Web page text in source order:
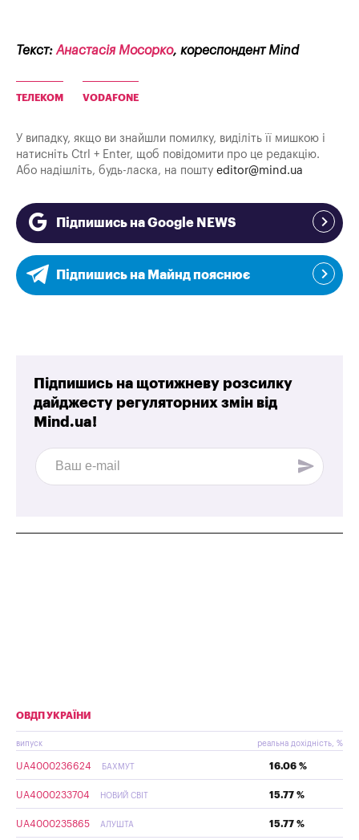
Текст:Анастасія Мосорко, кореспондент Mind
ТЕЛЕКОМ VODAFONE
У випадку, якщо ви знайшли помилку, виділіть її мишкою і
натисніть Ctrl + Enter, щоб повідомити про це редакцію.
Або надішліть, будь-ласка, на пошту editor@mind.ua
Підпишись на Google NEWS
Підпишись на Майнд пояснює
Підпишись на щотижневу розсилку
дайджесту регуляторних змін від
Mind.ua!
ОВДП УКРАЇНИ
випуск реальна дохідність, %
UA4000236624 БАХМУТ 16.06 %
UA4000233704 НОВИЙ СВІТ 15.77 %
UA4000235865 АЛУШТА 15.77 %